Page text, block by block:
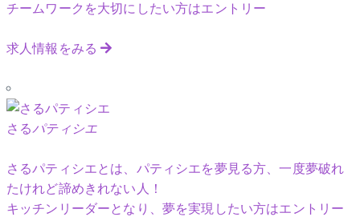
チームワークを大切にしたい方はエントリー
求人情報をみる
さるパティシエ
さるパティシエとは、パティシエを夢見る方、一度夢破れ
たけれど諦めきれない人！
キッチンリーダーとなり、夢を実現したい方はエントリー